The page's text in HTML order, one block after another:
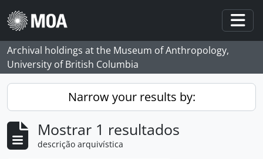
Skip to main content
Archival holdings at the Museum of Anthropology,
University of British Columbia
Narrow your results by:
Mostrar 1 resultados
descrição arquivística